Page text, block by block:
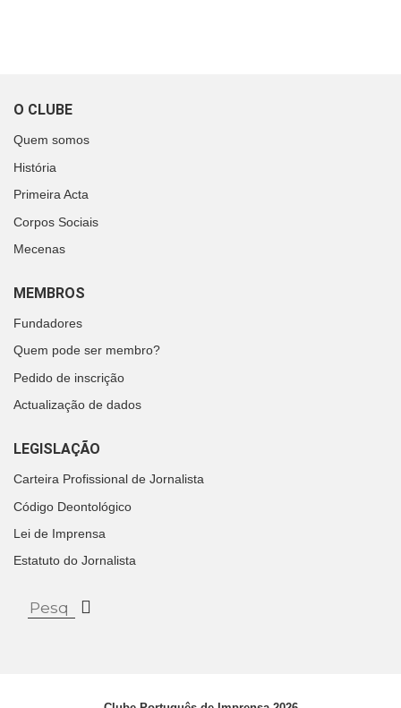
O CLUBE
Quem somos
História
Primeira Acta
Corpos Sociais
Mecenas
MEMBROS
Fundadores
Quem pode ser membro?
Pedido de inscrição
Actualização de dados
LEGISLAÇÃO
Carteira Profissional de Jornalista
Código Deontológico
Lei de Imprensa
Estatuto do Jornalista